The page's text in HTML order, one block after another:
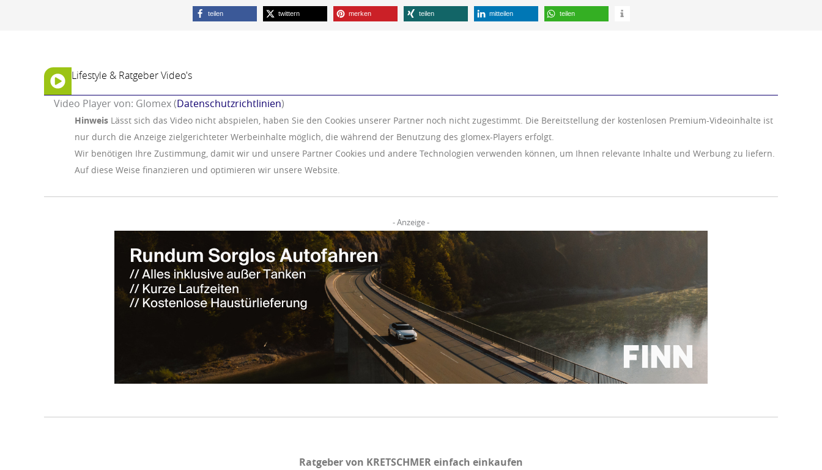
teilen twittern merken teilen mitteilen teilen
Lifestyle & Ratgeber Video's
Video Player von: Glomex (Datenschutzrichtlinien)
Hinweis Lässt sich das Video nicht abspielen, haben Sie den Cookies unserer Partner noch nicht zugestimmt. Die Bereitstellung der kostenlosen Premium-Videoinhalte ist
nur durch die Anzeige zielgerichteter Werbeinhalte möglich, die während der Benutzung des glomex-Players erfolgt.
Wir benötigen Ihre Zustimmung, damit wir und unsere Partner Cookies und andere Technologien verwenden können, um Ihnen relevante Inhalte und Werbung zu liefern.
Auf diese Weise finanzieren und optimieren wir unsere Website.
- Anzeige -
Ratgeber von KRETSCHMER einfach einkaufen